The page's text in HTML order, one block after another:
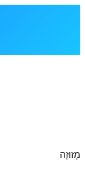
מְזוּזָה